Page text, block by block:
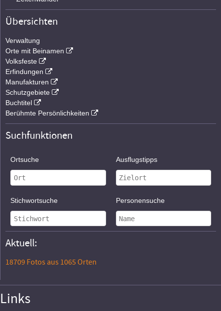
Übersichten
Verwaltung
Orte mit Beinamen
Volksfeste
Erfindungen
Manufakturen
Schutzgebiete
Buchtitel
Berühmte Persönlichkeiten
Suchfunktionen
Ortsuche Ausflugstipps
Stichwortsuche Personensuche
Aktuell:
18709 Fotos aus 1065 Orten
Links